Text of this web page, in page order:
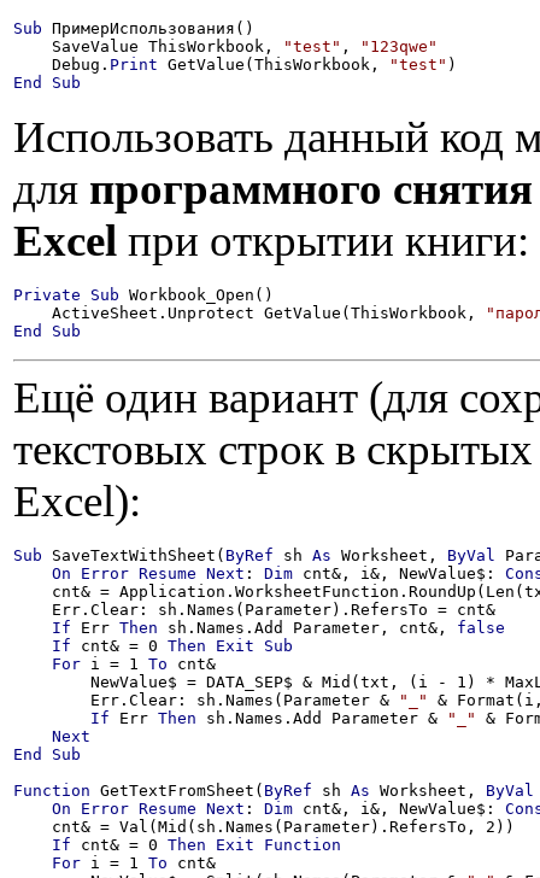
Sub ПримерИспользования()
    SaveValue ThisWorkbook,
"test" ,
"123qwe"
    Debug.
Print GetValue(ThisWorkbook, "test"
End
Sub
Использовать данный код
для программного
Excel при открытии книги:
Private Sub Workbook_Open()
    ActiveSheet.Unprotect GetValue(ThisWorkbook,
End
Sub
Ещё один вариант (для
текстовых строк в
Excel):
Sub SaveTextWithSheet( ByRef sh As Worksheet, ByVal
On
Error Resume Next : Dim cnt&, i&, NewValue$:
cnt& =
    Err.Clear: sh.Names(Parameter).RefersTo = cnt&
If Err Then sh.Names.Add Parameter, cnt&, false
If cnt& = 0 Then Exit
Sub
For i = 1 To cnt&
NewValue$ = DATA_SEP$ & Mid(txt, (i - 1) *
        Err.Clear: sh.Names(Parameter &
"_"
&
If Err Then sh.Names.Add Parameter & "_"
&
Next
End
Sub
Function GetTextFromSheet( ByRef sh As Worksheet, ByVal
On
Error Resume Next : Dim cnt&, i&, NewValue$:
    cnt& = Val(Mid(sh.Names(Parameter).RefersTo, 2))
If cnt& = 0 Then Exit
Function
For i = 1 To cnt&